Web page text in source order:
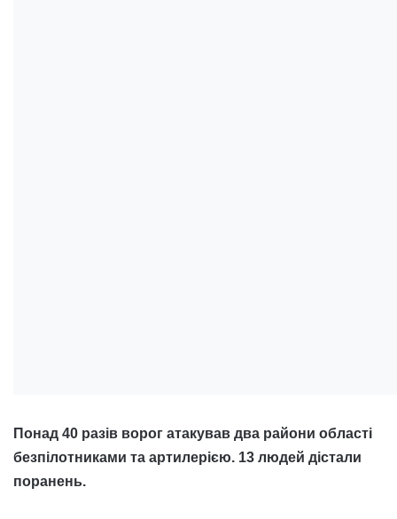
Понад 40 разів ворог атакував два райони області
безпілотниками та артилерією. 13 людей дістали
поранень.